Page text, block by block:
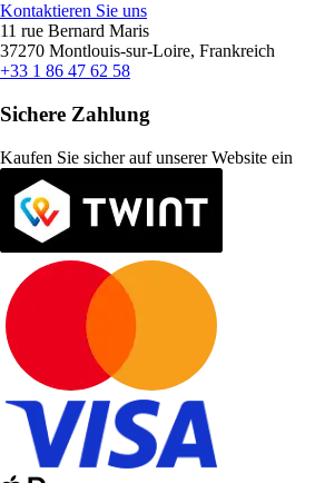
Kontaktieren Sie uns
11 rue Bernard Maris
37270 Montlouis-sur-Loire, Frankreich
+33 1 86 47 62 58
Sichere Zahlung
Kaufen Sie sicher auf unserer Website ein